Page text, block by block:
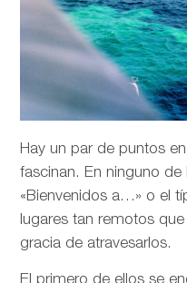
Hay un par de puntos
fascinan. En ninguno
«Bienvenidos a…» o el
lugares tan remotos
gracia de atravesarlos.